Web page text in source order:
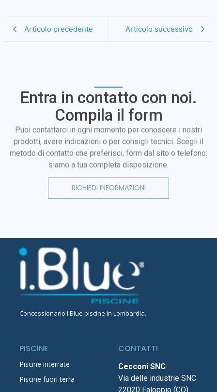
Articolo precedente Articolo successivo
Entra in contatto con noi.
Compila il form
Puoi contattarci in ogni momento per conoscere i nostri
prodotti, avere indicazioni o per consigli tecnici. Scegli il
metodo di contatto che preferisci, form dal sito o telefono:
siamo a tua completa disposizione.
RICHIEDI INFORMAZIONI
Concessionario i.Blue piscine in Lombardia.
PISCINE
Piscine interrate
Piscine fuori terra
CONTATTI
Cecconi SNC
Via delle industrie SNC
22020 Faloppio (CO)